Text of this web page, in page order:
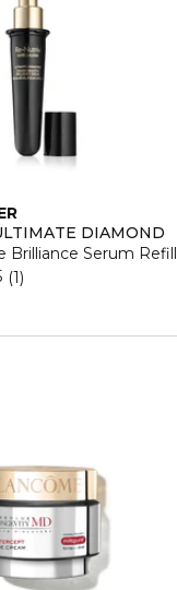
DIAMOND
Brilliance Serum Refill
1